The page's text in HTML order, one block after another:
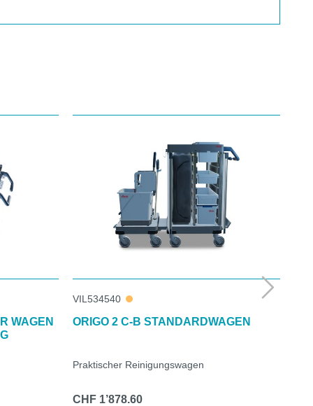
WAGEN
VIL534540
ORIGO 2 C-B STANDARDWAGEN
Praktischer Reinigungswagen
CHF 1’878.60